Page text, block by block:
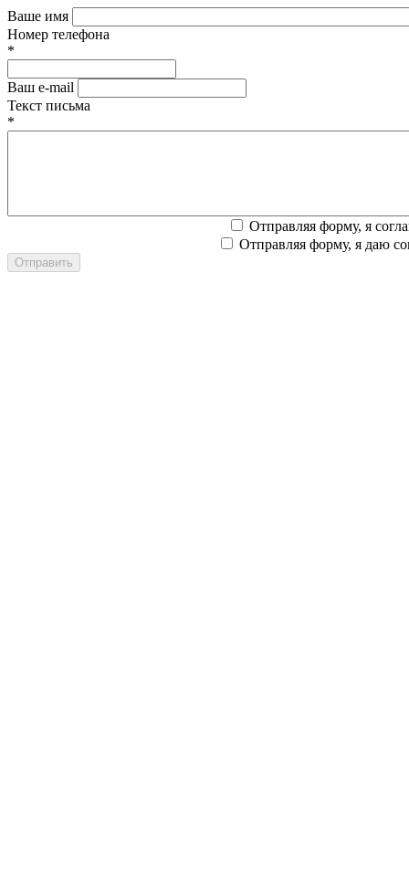
Ваше имя
Номер телефона
*
Ваш e-mail
Текст письма
*
Отправляя форму, я
Отправляя форму, я даю